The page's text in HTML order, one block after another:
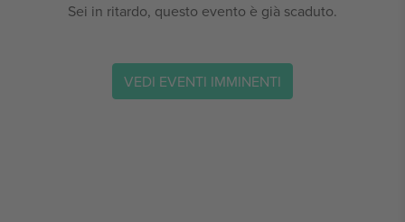
Sei in ritardo, questo evento è già scaduto.
VEDI EVENTI IMMINENTI